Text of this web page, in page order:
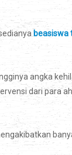
beasiswa
angka
dari para